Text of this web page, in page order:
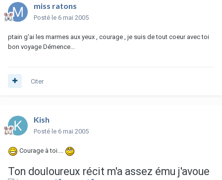
miss ratons
Posté le 6 mai 2005
ptain g'ai les marmes aux yeux , courage , je suis de tout coeur avec toi
bon voyage Démence...
Citer
Kish
Posté le 6 mai 2005
Courage à toi....
Ton douloureux récit m'a assez ému j'avoue